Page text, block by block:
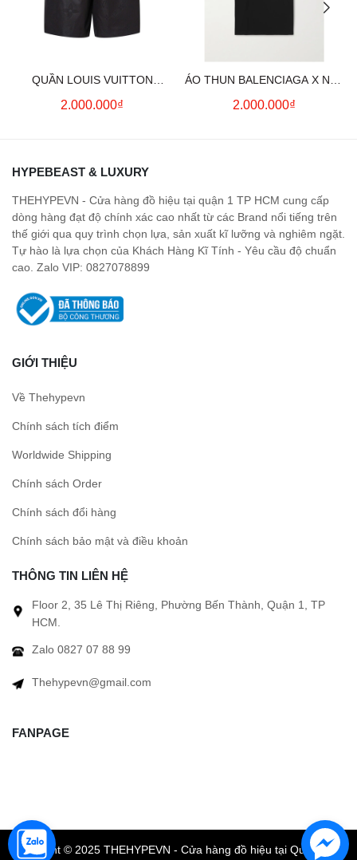
QUẦN LOUIS VUITTON
MONOGRAM MOIRE
2.000.000₫
ÁO THUN BALENCIAGA X NBA
LOGO COTTON JERSEY T-
2.000.000₫
HYPEBEAST & LUXURY
THEHYPEVN - Cửa hàng đồ hiệu tại quận 1 TP HCM cung cấp
dòng hàng đạt độ chính xác cao nhất từ các Brand nổi tiếng trên
thế giới qua quy trình chọn lựa, sản xuất kĩ lưỡng và nghiêm ngặt.
Tự hào là lựa chọn của Khách Hàng Kĩ Tính - Yêu cầu độ chuẩn
cao. Zalo VIP: 0827078899
GIỚI THIỆU
Về Thehypevn
Chính sách tích điểm
Worldwide Shipping
Chính sách Order
Chính sách đổi hàng
Chính sách bảo mật và điều khoản
THÔNG TIN LIÊN HỆ
Floor 2, 35 Lê Thị Riêng, Phường Bến Thành, Quận 1, TP
HCM.
Zalo 0827 07 88 99
Thehypevn@gmail.com
FANPAGE
Copyright © 2025 THEHYPEVN - Cửa hàng đồ hiệu tại Quận 1 TP